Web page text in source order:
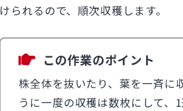
けられるので、順次収穫します。
この作業のポイント
株全体を抜いたり、葉を一斉に
うに一度の収穫は数枚にして、